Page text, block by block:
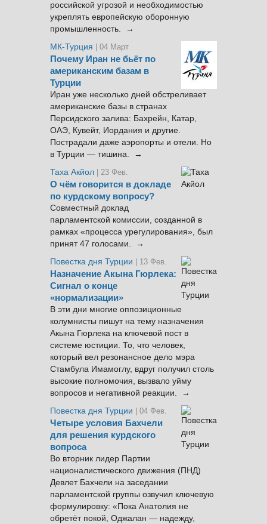
российской угрозой и необходимостью
укреплять европейскую оборонную
промышленность. →
МК-Турция
| 04 Март
Почему Иран не бьёт по
американским базам в
Турции
Иран уже несколько дней обстреливает
американские базы в странах
Персидского залива: Бахрейн, Катар,
ОАЭ, Кувейт, Иордания и другие.
Пострадали даже аэропорты и отели. Но
в Турции — тишина. →
Таха Акйол | 23 Фев.
О чём говорится в докладе
по курдскому вопросу?
Совместный доклад
парламентской комиссии, созданной в
рамках «процесса урегулирования», был
принят 47 голосами. →
Повестка дня Турции
| 13 Фев.
Назначение Акына Гюрлека:
Сигнал о конце
«нормализации»
В эти дни многие оппозиционные
колумнисты пишут на тему назначения
Акына Гюрлека на ключевой пост в
системе юстиции. То, что человек,
который вел резонансное дело мэра
Стамбула Имамоглу, вдруг получил столь
высокие полномочия, вызвало уйму
вопросов и негативной реакции. →
Повестка дня Турции
| 04 Фев.
Четыре условия Бахчели
для решения курдского
вопроса
Во вторник лидер Партии
националистического движения (ПНД)
Девлет Бахчели на заседании
парламентской группы озвучил ключевую
формулировку: «Пока Анатолия не
обретёт покой, Оджалан — надежду,